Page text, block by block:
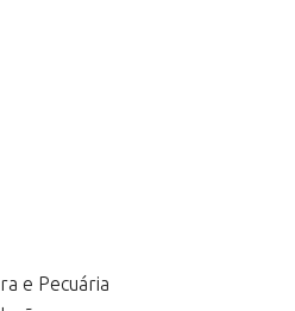
e Pecuária